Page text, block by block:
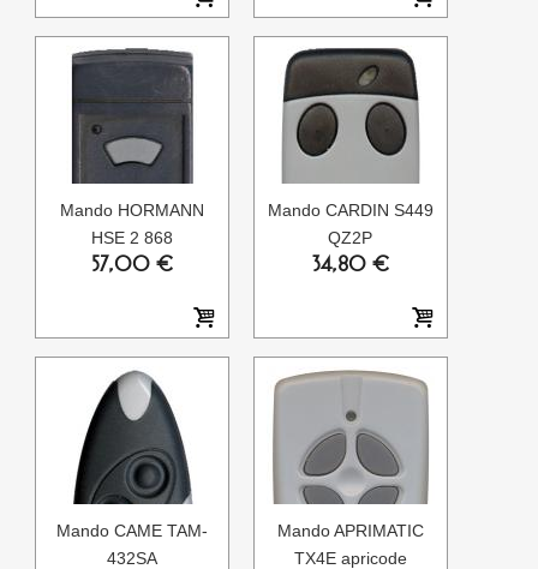
Mando HORMANN
HSE 2 868
57,00 €
Mando CARDIN S449
QZ2P
34,80 €
Mando CAME TAM-
432SA
Mando APRIMATIC
TX4E apricode